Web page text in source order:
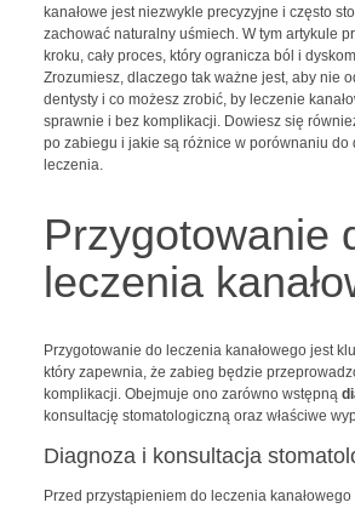
kanałowe jest niezwykle precyzyjne i często
zachować naturalny uśmiech. W tym artykule
kroku, cały proces, który ogranicza ból i
Zrozumiesz, dlaczego tak ważne jest, aby nie
dentysty i co możesz zrobić, by leczenie
sprawnie i bez komplikacji. Dowiesz się
po zabiegu i jakie są różnice w porównaniu do
leczenia.
Przygotowanie
leczenia
Przygotowanie do leczenia kanałowego jest
który zapewnia, że zabieg będzie
komplikacji. Obejmuje ono zarówno wstępną
konsultację stomatologiczną oraz właściwe
Diagnoza i konsultacja
Przed przystąpieniem do leczenia